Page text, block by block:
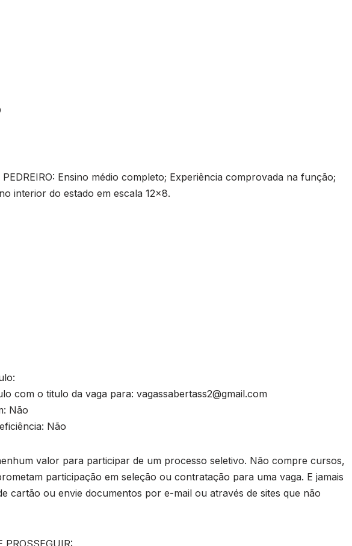
Ensino médio completo; Experiência comprovada na função;
interior do estado em escala 12×8.
com o titulo da vaga para: vagassabertass2@gmail.com
Não
Não
valor para participar de um processo seletivo. Não compre cursos,
participação em seleção ou contratação para uma vaga. E jamais
cartão ou envie documentos por e-mail ou através de sites que não